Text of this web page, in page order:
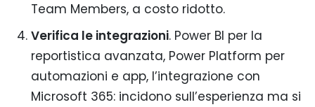
Team Members, a costo ridotto.
Verifica le integrazioni. Power BI per la
reportistica avanzata, Power Platform per
automazioni e app, l’integrazione con
Microsoft 365: incidono sull’esperienza ma si